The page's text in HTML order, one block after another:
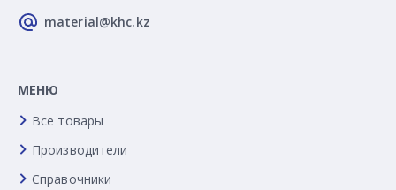
material@khc.kz
МЕНЮ
Все товары
Производители
Справочники